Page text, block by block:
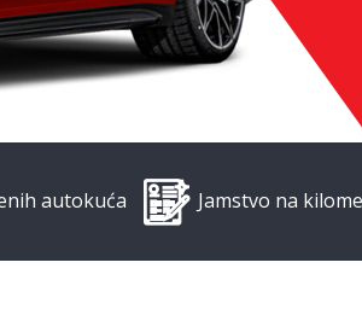
autokuća Jamstvo na